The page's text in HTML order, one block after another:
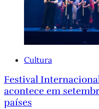
Cultura
Festival
acontece em
países